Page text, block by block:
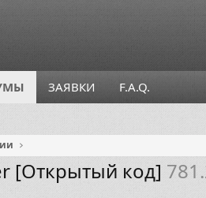
ЗАЯВКИ F.A.Q.
[Открытый код]